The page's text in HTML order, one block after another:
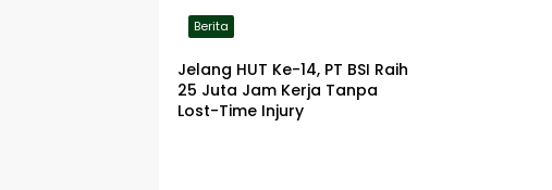
Berita
Jelang HUT Ke-14, PT BSI Raih
25 Juta Jam Kerja Tanpa
Lost-Time Injury